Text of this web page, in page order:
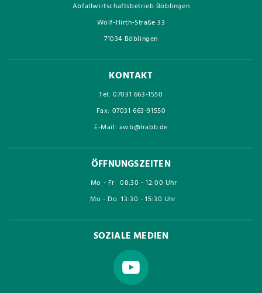
Abfallwirtschaftsbetrieb Böblingen
Wolf-Hirth-Straße 33
71034 Böblingen
KONTAKT
Tel: 07031 663-1550
Fax: 07031 663-91550
E-Mail: awb@lrabb.de
ÖFFNUNGSZEITEN
Mo - Fr 08:30 - 12:00 Uhr
Mo - Do 13:30 - 15:30 Uhr
SOZIALE MEDIEN